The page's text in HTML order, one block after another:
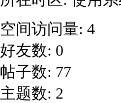
空间访问量: 4
好友数: 0
帖子数: 77
主题数: 2